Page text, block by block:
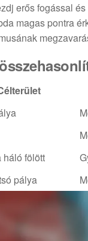
erős fogással
magas pontra
háló fölött
pálya